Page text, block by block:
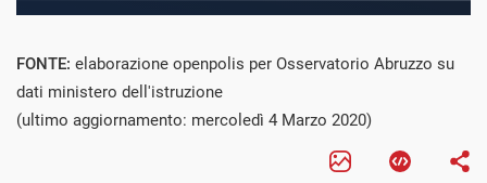
FONTE: elaborazione openpolis per Osservatorio Abruzzo su
dati ministero dell'istruzione
(ultimo aggiornamento: mercoledì 4 Marzo 2020)